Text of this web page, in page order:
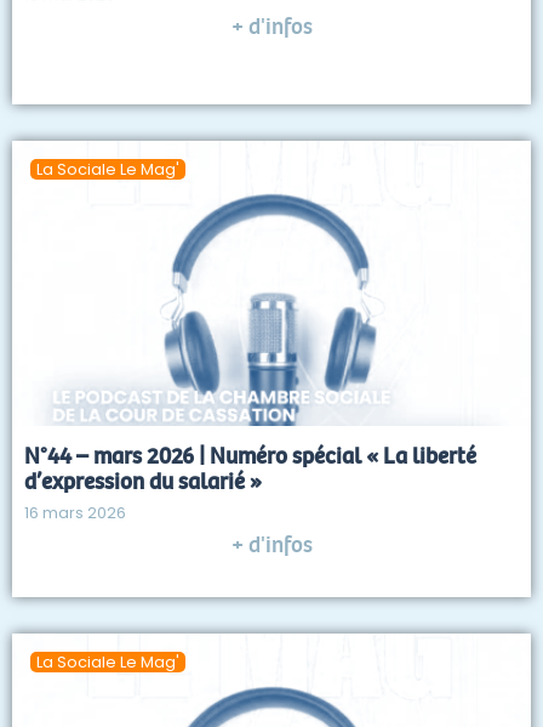
+ d'infos
La Sociale Le Mag'
N°44 – mars 2026 | Numéro spécial « La liberté
d’expression du salarié »
16 mars 2026
+ d'infos
La Sociale Le Mag'